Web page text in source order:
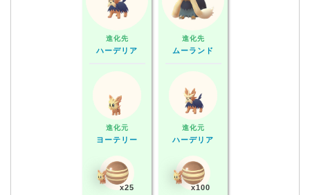
進化先
ハーデリア
進化元
ヨーテリー
x25
進化先
ムーランド
進化元
ハーデリア
x100